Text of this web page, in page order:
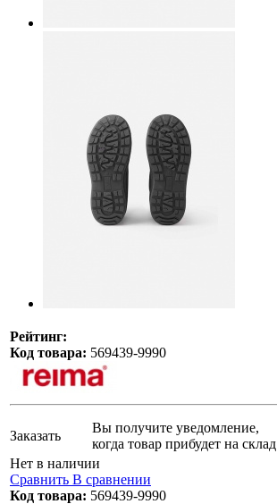
Рейтинг:
Код товара: 569439-9990
Заказать
Вы получите уведомление,
когда товар прибудет на склад
Нет в наличии
Сравнить В сравнении
Код товара: 569439-9990